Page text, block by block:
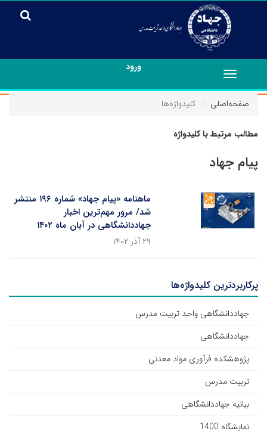
ورود
Toggle
navigation
صفحه‌اصلی
کلیدواژه‌ها
مطالب مرتبط با کلیدواژه
پیام جهاد
ماهنامه «پیام جهاد» شماره‌ ۱۹۶ منتشر
شد/ مرور مهم‌ترین اخبار
جهاددانشگاهی در آبان ماه ۱۴۰۲
۲۹ آذر ۱۴۰۲
پرکاربردترین کلیدواژه‌ها
جهاددانشگاهی واحد تربیت مدرس
جهاددانشگاهی
پژوهشکده فرآوری مواد معدنی
تربیت مدرس
بیانیه جهاددانشگاهی
نمایشگاه 1400